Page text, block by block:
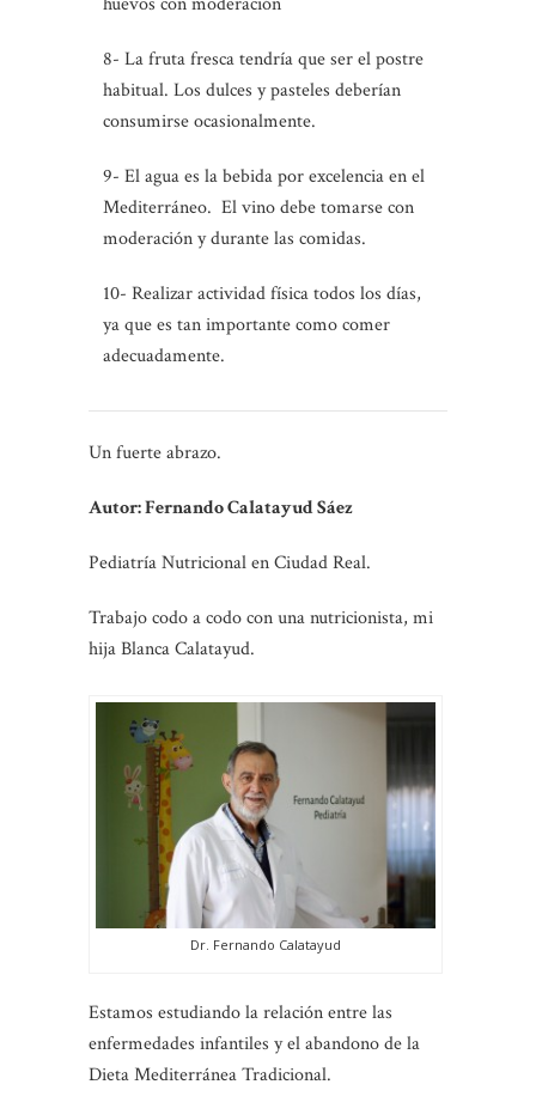
8- La fruta fresca tendría que ser el postre
habitual. Los dulces y pasteles deberían
consumirse ocasionalmente.
9- El agua es la bebida por excelencia en el
Mediterráneo. El vino debe tomarse con
moderación y durante las comidas.
10- Realizar actividad física todos los días,
ya que es tan importante como comer
adecuadamente.
Un fuerte abrazo.
Autor: Fernando Calatayud Sáez
Pediatría Nutricional en Ciudad Real.
Trabajo codo a codo con una nutricionista, mi
hija Blanca Calatayud.
Dr. Fernando Calatayud
Estamos estudiando la relación entre las
enfermedades infantiles y el abandono de la
Dieta Mediterránea Tradicional.